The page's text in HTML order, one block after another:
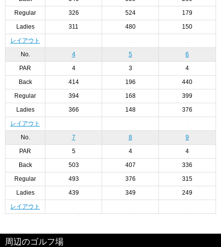
Regular 326 524 179
Ladies 311 480 150
レイアウト
No. 4 5 6
PAR 4 3 4
Back 414 196 440
Regular 394 168 399
Ladies 366 148 376
レイアウト
No. 7 8 9
PAR 5 4 4
Back 503 407 336
Regular 493 376 315
Ladies 439 349 249
レイアウト
周辺のゴルフ場